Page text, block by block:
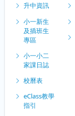
升中資訊
小一新生
及插班生
專區
小一小二
家課日誌
校曆表
eClass教學
指引